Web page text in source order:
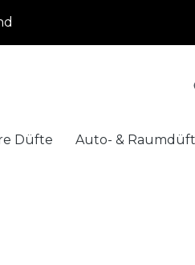
Herrenparfumder Kategorie
Schließe das Dropdown
Düfte Auto- &